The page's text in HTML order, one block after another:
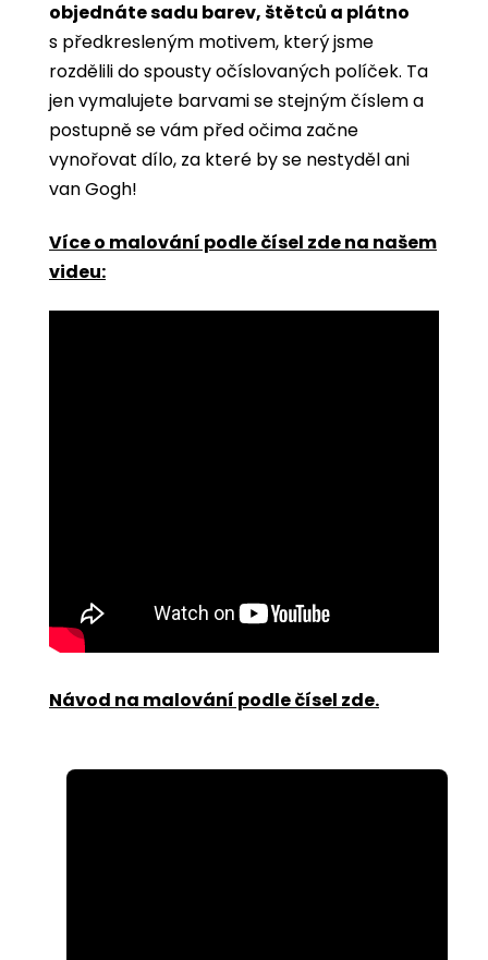
objednáte sadu barev, štětců a plátno
s předkresleným motivem, který jsme
rozdělili do spousty očíslovaných políček. Ta
jen vymalujete barvami se stejným číslem a
postupně se vám před očima začne
vynořovat dílo, za které by se nestyděl ani
van Gogh!
Více o malování podle čísel zde na našem
videu:
Návod na malování podle čísel zde.